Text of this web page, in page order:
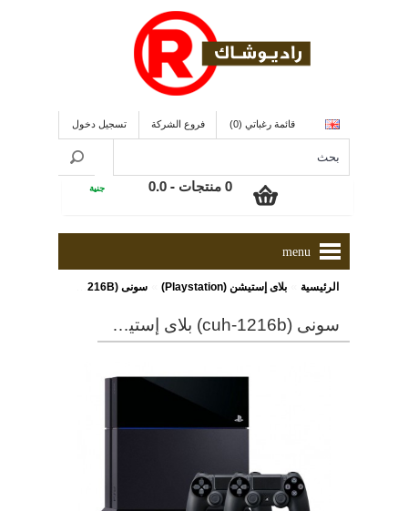
قائمة رغباتي (0) فروع الشركة تسجيل دخول
0 منتجات - 0.0 جنية
menu
الرئيسية بلاى إستيشن (Playstation) سونى (CUH-1216B) بلاى إستيشن 4 بمساحة 1000 جيجا بايت و مزود بذراعين تحكم + لعبة فيفا 2017 و ذو لون أسود
سونى (cuh-1216b) بلاى إستيشن 4 بمساحة 1000 جيجا بايت و مزود بذراعين تحكم + لعبة فيفا 2017 و ذو لون أسود